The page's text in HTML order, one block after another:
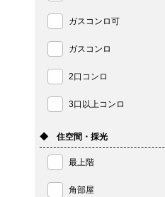
ガスコンロ可
ガスコンロ
2口コンロ
3口以上コンロ
◆ 住空間・採光
最上階
角部屋